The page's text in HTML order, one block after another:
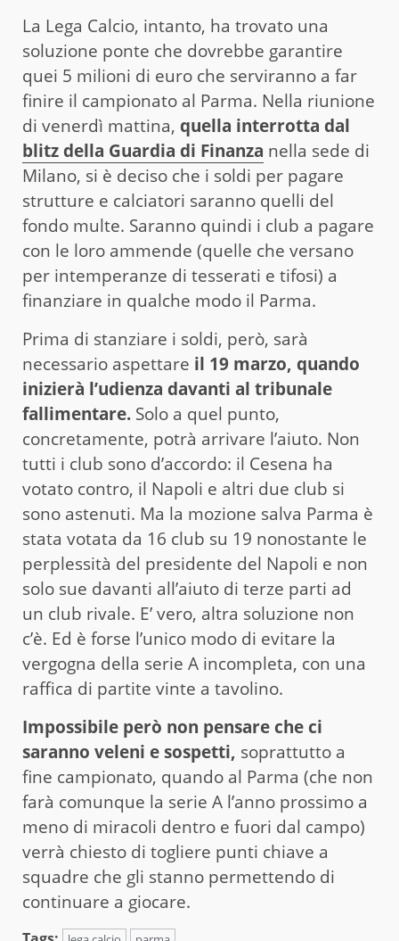
La Lega Calcio, intanto, ha trovato una
soluzione ponte che dovrebbe garantire
quei 5 milioni di euro che serviranno a far
finire il campionato al Parma. Nella riunione
di venerdì mattina, quella interrotta dal
blitz della Guardia di Finanza nella sede di
Milano, si è deciso che i soldi per pagare
strutture e calciatori saranno quelli del
fondo multe. Saranno quindi i club a pagare
con le loro ammende (quelle che versano
per intemperanze di tesserati e tifosi) a
finanziare in qualche modo il Parma.
Prima di stanziare i soldi, però, sarà
necessario aspettare il 19 marzo, quando
inizierà l’udienza davanti al tribunale
fallimentare. Solo a quel punto,
concretamente, potrà arrivare l’aiuto. Non
tutti i club sono d’accordo: il Cesena ha
votato contro, il Napoli e altri due club si
sono astenuti. Ma la mozione salva Parma è
stata votata da 16 club su 19 nonostante le
perplessità del presidente del Napoli e non
solo sue davanti all’aiuto di terze parti ad
un club rivale. E’ vero, altra soluzione non
c’è. Ed è forse l’unico modo di evitare la
vergogna della serie A incompleta, con una
raffica di partite vinte a tavolino.
Impossibile però non pensare che ci
saranno veleni e sospetti, soprattutto a
fine campionato, quando al Parma (che non
farà comunque la serie A l’anno prossimo a
meno di miracoli dentro e fuori dal campo)
verrà chiesto di togliere punti chiave a
squadre che gli stanno permettendo di
continuare a giocare.